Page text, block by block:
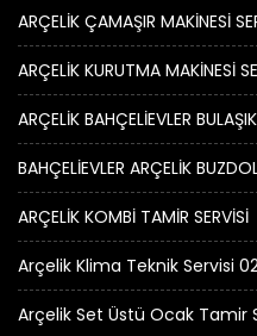
ARÇELİK ÇAMAŞIR MAKİNESİ
ARÇELİK KURUTMA MAKİNESİ
ARÇELİK BAHÇELİEVLER
BAHÇELİEVLER ARÇELİK
ARÇELİK KOMBİ TAMİR SERVİSİ
Arçelik Klima Teknik Servisi
Arçelik Set Üstü Ocak Tamir